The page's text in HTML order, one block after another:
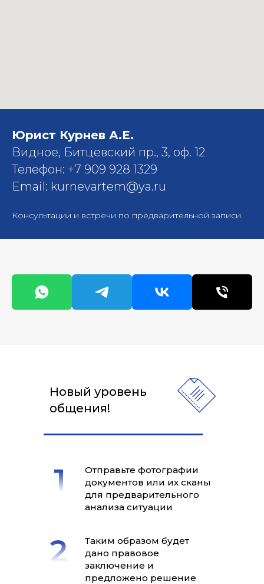
Юрист Курнев А.Е.
Видное, Битцевский пр., 3, оф. 12
Телефон: +7 909 928 1329
Email: kurnevartem@ya.ru
Консультации и встречи по предварительной записи.
Новый уровень
общения!
Отправьте фотографии
документов или их сканы
для предварительного
анализа ситуации
Таким образом будет
дано правовое
заключение и
предложено решение